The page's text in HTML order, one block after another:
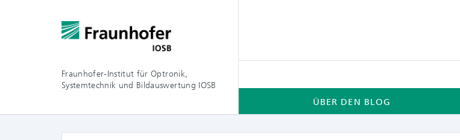
Fraunhofer-Institut für Optronik,
Systemtechnik und Bildauswertung IOSB
ÜBER DEN BLOG